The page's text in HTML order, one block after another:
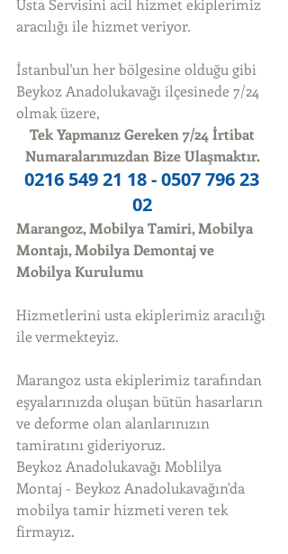
Usta Servisini acil hizmet ekiplerimiz
aracılığı ile hizmet veriyor.
İstanbul'un her bölgesine olduğu gibi
Beykoz Anadolukavağı ilçesinede 7/24
olmak üzere,
Tek Yapmanız Gereken 7/24 İrtibat
Numaralarımızdan Bize Ulaşmaktır.
0216 549 21 18 - 0507 796 23
02
Marangoz, Mobilya Tamiri, Mobilya
Montajı, Mobilya Demontaj ve
Mobilya Kurulumu
Hizmetlerini usta ekiplerimiz aracılığı
ile vermekteyiz.
Marangoz usta ekiplerimiz tarafından
eşyalarınızda oluşan bütün hasarların
ve deforme olan alanlarınızın
tamiratını gideriyoruz.
Beykoz Anadolukavağı Moblilya
Montaj - Beykoz Anadolukavağın'da
mobilya tamir hizmeti veren tek
firmayız.